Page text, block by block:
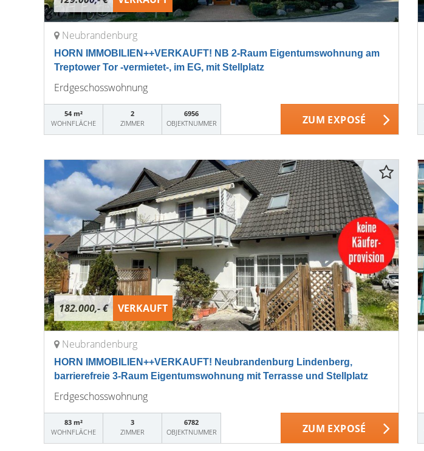
Neubrandenburg
HORN IMMOBILIEN++VERKAUFT! NB 2-Raum Eigentumswohnung am
Treptower Tor -vermietet-, im EG, mit Stellplatz
Erdgeschosswohnung
54 m²
WOHNFLÄCHE
2
ZIMMER
6956
OBJEKTNUMMER
ZUM EXPOSÉ
182.000,- € VERKAUFT
Neubrandenburg
HORN IMMOBILIEN++VERKAUFT! Neubrandenburg Lindenberg,
barrierefreie 3-Raum Eigentumswohnung mit Terrasse und Stellplatz
Erdgeschosswohnung
83 m²
WOHNFLÄCHE
3
ZIMMER
6782
OBJEKTNUMMER
ZUM EXPOSÉ